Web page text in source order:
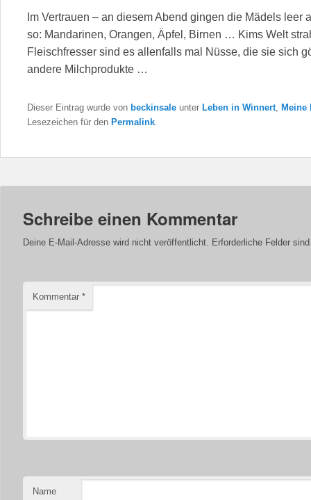
Im Vertrauen – an diesem Abend gingen die Mädels leer
so: Mandarinen, Orangen, Äpfel, Birnen … Kims Welt
Fleischfresser sind es allenfalls mal Nüsse, die sie sich
andere Milchprodukte …
Dieser Eintrag wurde von beckinsale unter Leben in Winnert
Meine
Lesezeichen für den Permalink
Schreibe einen Kommentar
Deine E-Mail-Adresse wird nicht veröffentlicht. Erforderliche Felder
Kommentar *
Name